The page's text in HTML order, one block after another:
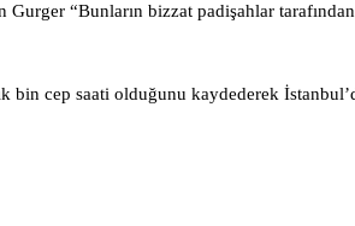
“Bunların bizzat padişahlar tarafından
bin cep saati olduğunu kaydederek